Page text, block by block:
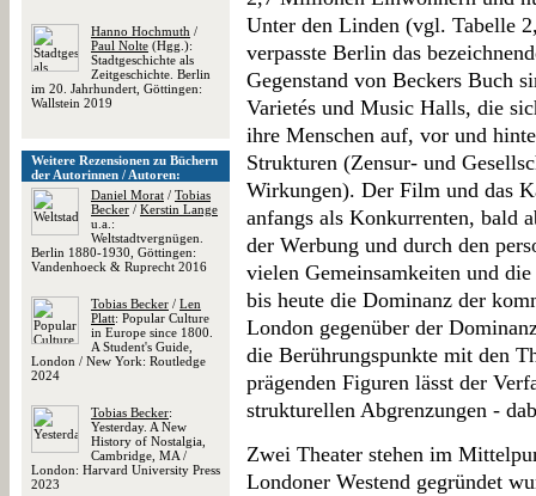
Hanno Hochmuth /
Paul Nolte (Hgg.):
Stadtgeschichte als
Zeitgeschichte. Berlin
im 20. Jahrhundert, Göttingen:
Wallstein 2019
Weitere Rezensionen zu Büchern
der Autorinnen / Autoren:
Daniel Morat / Tobias
Becker / Kerstin Lange
u.a.:
Weltstadtvergnügen.
Berlin 1880-1930, Göttingen:
Vandenhoeck & Ruprecht 2016
Tobias Becker / Len
Platt: Popular Culture
in Europe since 1800.
A Student's Guide,
London / New York: Routledge
2024
Tobias Becker:
Yesterday. A New
History of Nostalgia,
Cambridge, MA /
London: Harvard University Press
2023
Unter den Linden (vgl. Tabelle
verpasste Berlin das
Gegenstand von Beckers Buch
Varietés und Music Halls, die
ihre Menschen auf, vor und
Strukturen (Zensur- und
Wirkungen). Der Film und das
anfangs als Konkurrenten, bald
der Werbung und durch den
vielen Gemeinsamkeiten und
bis heute die Dominanz der
London gegenüber der
die Berührungspunkte mit den
prägenden Figuren lässt der
strukturellen Abgrenzungen -
Zwei Theater stehen im
Londoner Westend gegründet